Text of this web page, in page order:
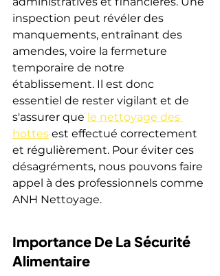
inspection peut révéler des
manquements, entraînant des
amendes, voire la fermeture
temporaire de notre
établissement. Il est donc
essentiel de rester vigilant et de
s'assurer que le nettoyage des
hottes est effectué correctement
et régulièrement. Pour éviter ces
désagréments, nous pouvons faire
appel à des professionnels comme
ANH Nettoyage.
Importance De La Sécurité
Alimentaire